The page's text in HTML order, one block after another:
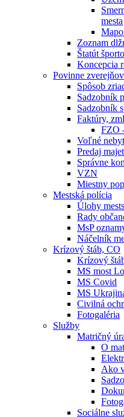
mesta
Zoznam
Štatút
Koncepcia
Povinne
Spôsob
Sadzobník
Sadzobník
Faktúry,
FZO
Voľné
Predaj
Správne
VZN
Miestny
Mestská polícia
Úlohy
Rady
MsP
Náčelník
Krízový štáb, CO
Krízový
MS most
MS Covid
MS
Civilná
Fotogaléria
Služby
Matričný
O
Ako
Sociálne